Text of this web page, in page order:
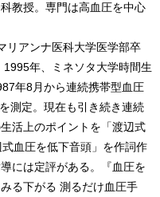
教授。専門は高血圧を中心
リアンナ医科大学医学部卒
年、ミネソタ大学時間生
年8月から連続携帯型血圧
測定。現在も引き続き連続
活上のポイントを「渡辺式
血圧を低下音頭」を作詞作
には定評がある。『血圧を
る下がる 測るだけ血圧手